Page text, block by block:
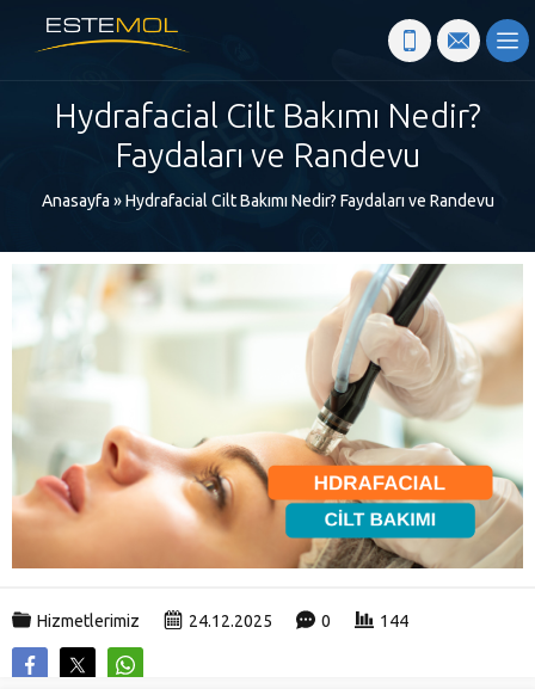
Hydrafacial Cilt Bakımı Nedir?
Faydaları ve Randevu
Anasayfa »Hydrafacial Cilt Bakımı Nedir? Faydaları ve Randevu
Hizmetlerimiz 24.12.2025 0 144